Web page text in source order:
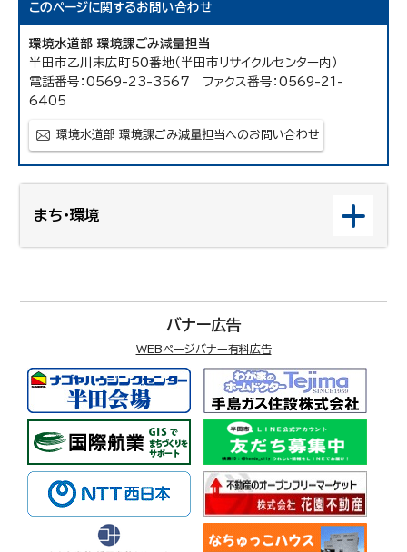
このページに関するお問い合わせ
環境水道部 環境課ごみ減量担当
半田市乙川末広町50番地（半田市リサイクルセンター内）
電話番号：0569-23-3567 ファクス番号：0569-21-
6405
環境水道部 環境課ごみ減量担当へのお問い合わせ
まち・環境
バナー広告
WEBページバナー有料広告